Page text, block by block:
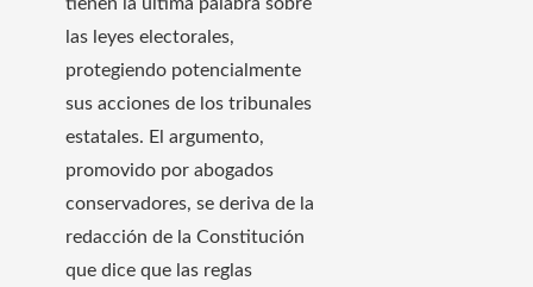
las leyes electorales,
protegiendo potencialmente
sus acciones de los tribunales
estatales. El argumento,
promovido por abogados
conservadores, se deriva de la
redacción de la Constitución
que dice que las reglas